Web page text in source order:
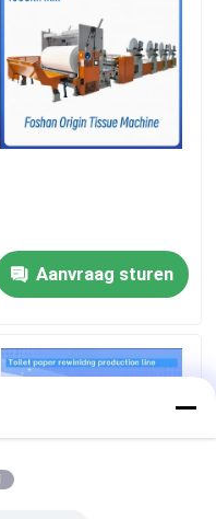
Aanvraag sturen